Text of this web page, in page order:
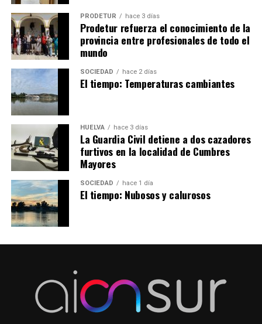
PRODETUR hace 3 días
Prodetur refuerza el conocimiento de la
provincia entre profesionales de todo el
mundo
SOCIEDAD hace 2 días
El tiempo: Temperaturas cambiantes
HUELVA hace 3 días
La Guardia Civil detiene a dos cazadores
furtivos en la localidad de Cumbres
Mayores
SOCIEDAD hace 1 día
El tiempo: Nubosos y calurosos